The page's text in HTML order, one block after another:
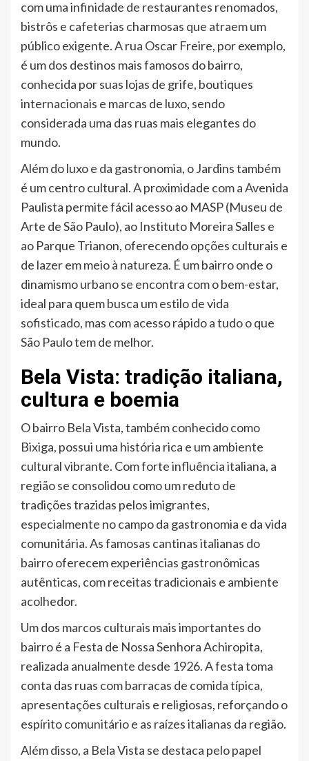
com uma infinidade de restaurantes renomados,
bistrôs e cafeterias charmosas que atraem um
público exigente. A rua Oscar Freire, por exemplo,
é um dos destinos mais famosos do bairro,
conhecida por suas lojas de grife, boutiques
internacionais e marcas de luxo, sendo
considerada uma das ruas mais elegantes do
mundo.
Além do luxo e da gastronomia, o Jardins também
é um centro cultural. A proximidade com a Avenida
Paulista permite fácil acesso ao MASP (Museu de
Arte de São Paulo), ao Instituto Moreira Salles e
ao Parque Trianon, oferecendo opções culturais e
de lazer em meio à natureza. É um bairro onde o
dinamismo urbano se encontra com o bem-estar,
ideal para quem busca um estilo de vida
sofisticado, mas com acesso rápido a tudo o que
São Paulo tem de melhor.
Bela Vista: tradição italiana,
cultura e boemia
O bairro Bela Vista, também conhecido como
Bixiga, possui uma história rica e um ambiente
cultural vibrante. Com forte influência italiana, a
região se consolidou como um reduto de
tradições trazidas pelos imigrantes,
especialmente no campo da gastronomia e da vida
comunitária. As famosas cantinas italianas do
bairro oferecem experiências gastronômicas
autênticas, com receitas tradicionais e ambiente
acolhedor.
Um dos marcos culturais mais importantes do
bairro é a Festa de Nossa Senhora Achiropita,
realizada anualmente desde 1926. A festa toma
conta das ruas com barracas de comida típica,
apresentações culturais e religiosas, reforçando o
espírito comunitário e as raízes italianas da região.
Além disso, a Bela Vista se destaca pelo papel